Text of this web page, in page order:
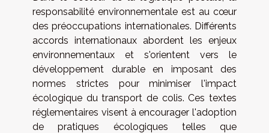
responsabilité environnementale est au cœur
des préoccupations internationales. Différents
accords internationaux abordent les enjeux
environnementaux et s'orientent vers le
développement durable en imposant des
normes strictes pour minimiser l'impact
écologique du transport de colis. Ces textes
réglementaires visent à encourager l'adoption
de pratiques écologiques telles que